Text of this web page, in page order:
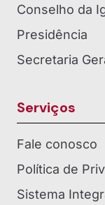
Conselho da
Presidência
Secretaria
Serviços
Fale conosco
Política de
Sistema